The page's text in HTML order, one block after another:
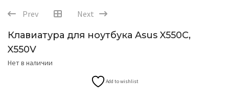
Prev Next
Клавиатура для ноутбука Asus X550C,
X550V
Нет в наличии
Add to wishlist